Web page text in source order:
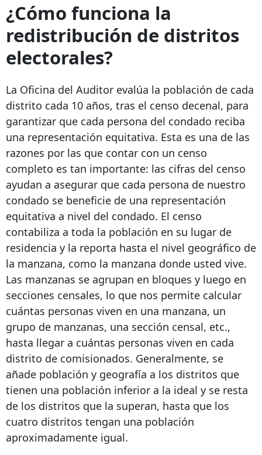
¿Cómo funciona la
redistribución de distritos
electorales?
La Oficina del Auditor evalúa la población de cada
distrito cada 10 años, tras el censo decenal, para
garantizar que cada persona del condado reciba
una representación equitativa. Esta es una de las
razones por las que contar con un censo
completo es tan importante: las cifras del censo
ayudan a asegurar que cada persona de nuestro
condado se beneficie de una representación
equitativa a nivel del condado. El censo
contabiliza a toda la población en su lugar de
residencia y la reporta hasta el nivel geográfico de
la manzana, como la manzana donde usted vive.
Las manzanas se agrupan en bloques y luego en
secciones censales, lo que nos permite calcular
cuántas personas viven en una manzana, un
grupo de manzanas, una sección censal, etc.,
hasta llegar a cuántas personas viven en cada
distrito de comisionados. Generalmente, se
añade población y geografía a los distritos que
tienen una población inferior a la ideal y se resta
de los distritos que la superan, hasta que los
cuatro distritos tengan una población
aproximadamente igual.